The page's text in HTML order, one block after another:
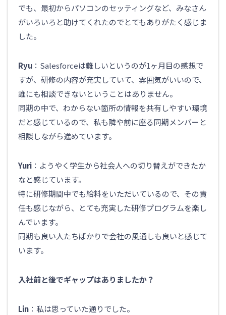
でも、最初からパソコンのセッティングなど、みなさん
がいろいろと助けてくれたのでとてもありがたく感じま
した。
Ryu ：Salesforceは難しいというのが1ヶ月目の感想で
すが、研修の内容が充実していて、雰囲気がいいので、
誰にも相談できないということはありません。
同期の中で、わからない箇所の情報を共有しやすい環境
だと感じているので、私も隣や前に座る同期メンバーと
相談しながら進めています。
Yuri ：ようやく学生から社会人への切り替えができたか
なと感じています。
特に研修期間中でも給料をいただいているので、その責
任も感じながら、とても充実した研修プログラムを楽し
んでいます。
同期も良い人たちばかりで会社の風通しも良いと感じて
います。
入社前と後でギャップはありましたか？
Lin ：私は思っていた通りでした。